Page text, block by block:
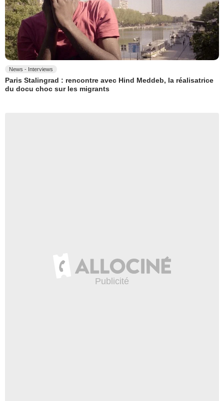
News - Interviews
Paris Stalingrad : rencontre avec Hind Meddeb, la réalisatrice
du docu choc sur les migrants